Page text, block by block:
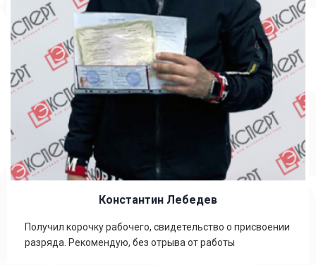
Константин Лебедев
Получил корочку рабочего, свидетельство о присвоении
разряда. Рекомендую, без отрыва от работы